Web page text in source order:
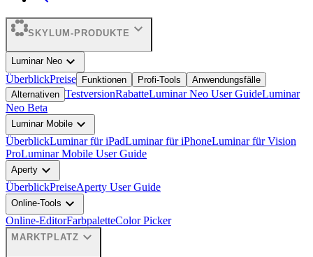
SKYLUM-PRODUKTE expand_more
Luminar Neo expand_more
ÜberblickPreise Funktionen Profi-Tools
Anwendungsfälle
Alternativen TestversionRabatteLuminar Neo User GuideLuminar
Neo Beta
Luminar Mobile expand_more
ÜberblickLuminar für iPadLuminar für iPhoneLuminar für Vision
ProLuminar Mobile User Guide
Aperty expand_more
ÜberblickPreiseAperty User Guide
Online-Tools expand_more
Online-EditorFarbpaletteColor Picker
MARKTPLATZ expand_more